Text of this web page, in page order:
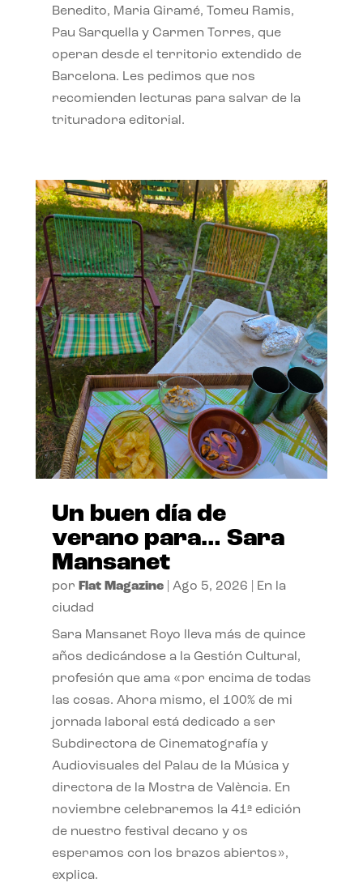
Benedito, Maria Giramé, Tomeu Ramis,
Pau Sarquella y Carmen Torres, que
operan desde el territorio extendido de
Barcelona. Les pedimos que nos
recomienden lecturas para salvar de la
trituradora editorial.
Un buen día de
verano para… Sara
Mansanet
por Flat Magazine| Ago 5, 2026
En la
ciudad
Sara Mansanet Royo lleva más de quince
años dedicándose a la Gestión Cultural,
profesión que ama «por encima de todas
las cosas. Ahora mismo, el 100% de mi
jornada laboral está dedicado a ser
Subdirectora de Cinematografía y
Audiovisuales del Palau de la Música y
directora de la Mostra de València. En
noviembre celebraremos la 41ª edición
de nuestro festival decano y os
esperamos con los brazos abiertos»,
explica.